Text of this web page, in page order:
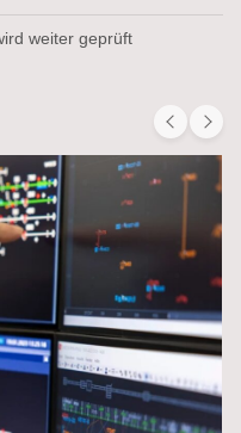
weiter geprüft